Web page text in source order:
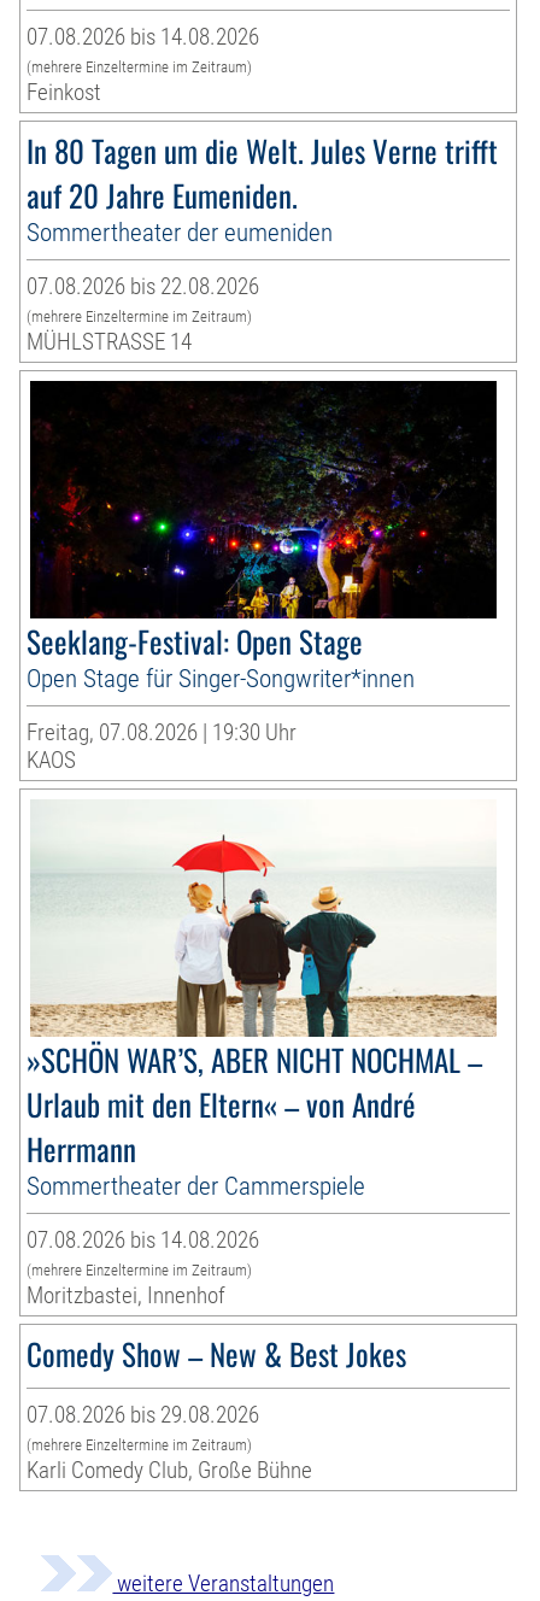
07.08.2026 bis 14.08.2026
(mehrere Einzeltermine im Zeitraum)
Feinkost
In 80 Tagen um die Welt. Jules Verne trifft
auf 20 Jahre Eumeniden.
Sommertheater der eumeniden
07.08.2026 bis 22.08.2026
(mehrere Einzeltermine im Zeitraum)
MÜHLSTRASSE 14
Seeklang-Festival: Open Stage
Open Stage für Singer-Songwriter*innen
Freitag, 07.08.2026 | 19:30 Uhr
KAOS
»SCHÖN WAR’S, ABER NICHT NOCHMAL –
Urlaub mit den Eltern« – von André
Herrmann
Sommertheater der Cammerspiele
07.08.2026 bis 14.08.2026
(mehrere Einzeltermine im Zeitraum)
Moritzbastei, Innenhof
Comedy Show – New & Best Jokes
07.08.2026 bis 29.08.2026
(mehrere Einzeltermine im Zeitraum)
Karli Comedy Club, Große Bühne
weitere Veranstaltungen